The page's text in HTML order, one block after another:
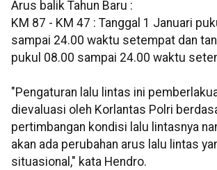
Arus balik Tahun Baru :
KM 87 - KM 47 : Tanggal 1 Januari
sampai 24.00 waktu setempat dan
pukul 08.00 sampai 24.00 waktu
"Pengaturan lalu lintas ini
dievaluasi oleh Korlantas Polri
pertimbangan kondisi lalu lintasnya
akan ada perubahan arus lalu lintas
situasional," kata Hendro.